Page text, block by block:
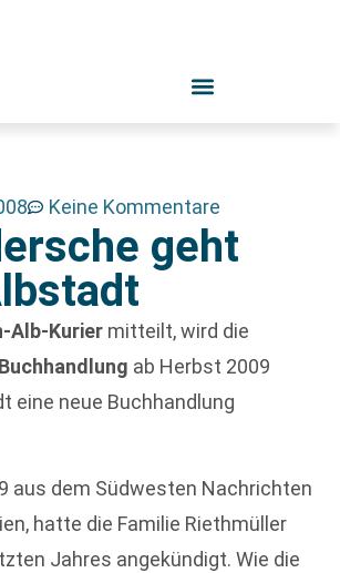
Keine Kommentare
geht
Alb-Kurier mitteilt, wird die
ab Herbst 2009
eine neue Buchhandlung
aus dem Südwesten Nachrichten
hatte die Familie Riethmüller
Jahres angekündigt. Wie die